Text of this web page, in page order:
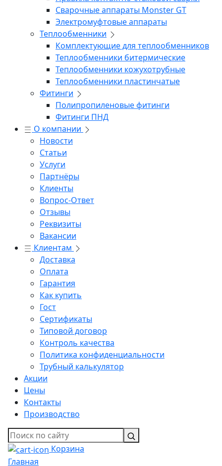
Сварочные аппараты Monster GT
Электромуфтовые аппараты
Теплообменники
Комплектующие для теплообменников
Теплообменники битермические
Теплообменники кожухотрубные
Теплообменники пластинчатые
Фитинги
Полипропиленовые фитинги
Фитинги ПНД
О компании
Новости
Статьи
Услуги
Партнёры
Клиенты
Вопрос-Ответ
Отзывы
Реквизиты
Вакансии
Клиентам
Доставка
Оплата
Гарантия
Как купить
Гост
Сертификаты
Типовой договор
Контроль качества
Политика конфиденциальности
Трубный калькулятор
Акции
Цены
Контакты
Производство
Корзина
Главная